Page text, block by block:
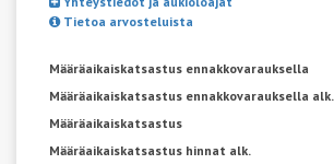
Tietoa arvosteluista
Määräaikaiskatsastus ennakkovarauksella
Määräaikaiskatsastus ennakkovarauksella alk.
Määräaikaiskatsastus
Määräaikaiskatsastus hinnat alk.